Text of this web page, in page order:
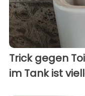
Trick gegen
im Tank ist